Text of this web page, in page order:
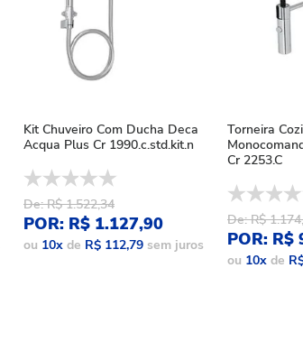
Kit Chuveiro Com Ducha Deca
Acqua Plus Cr 1990.c.std.kit.n
De: R$ 1.522,34
POR: R$ 1.127,90
ou 10x de R$ 112,79 sem juros
Torneira
Cr 2253.C
De: R$
POR: R$
ou 10x de